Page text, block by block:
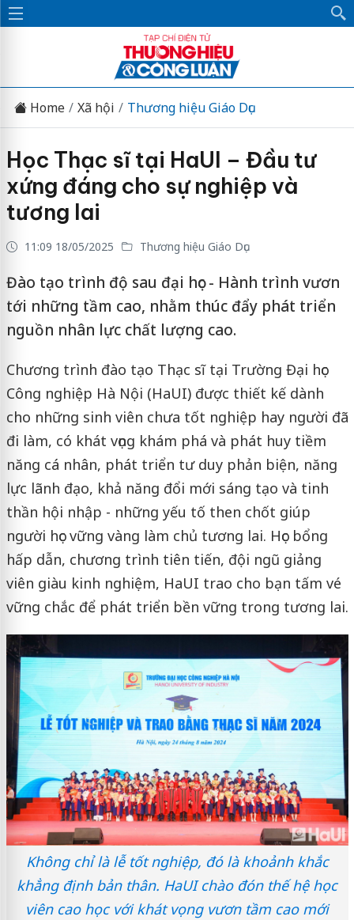
Home Xã hội Thương hiệu Giáo Dục
Học Thạc sĩ tại HaUI – Đầu tư
xứng đáng cho sự nghiệp và
tương lai
11:09 18/05/2025 Thương hiệu Giáo Dục
Đào tạo trình độ sau đại học - Hành trình vươn
tới những tầm cao, nhằm thúc đẩy phát triển
nguồn nhân lực chất lượng cao.
Chương trình đào tạo Thạc sĩ tại Trường Đại học
Công nghiệp Hà Nội (HaUI) được thiết kế dành
cho những sinh viên chưa tốt nghiệp hay người đã
đi làm, có khát vọng khám phá và phát huy tiềm
năng cá nhân, phát triển tư duy phản biện, năng
lực lãnh đạo, khả năng đổi mới sáng tạo và tinh
thần hội nhập - những yếu tố then chốt giúp
người học vững vàng làm chủ tương lai. Học bổng
hấp dẫn, chương trình tiên tiến, đội ngũ giảng
viên giàu kinh nghiệm, HaUI trao cho bạn tấm vé
vững chắc để phát triển bền vững trong tương lai.
Không chỉ là lễ tốt nghiệp, đó là khoảnh khắc
khẳng định bản thân. HaUI chào đón thế hệ học
viên cao học với khát vọng vươn tầm cao mới